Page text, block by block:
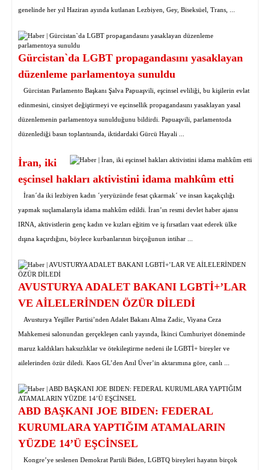
genelinde her yıl Haziran ayında kutlanan Lezbiyen, Gey, Biseksüel, Trans, ...
Gürcistan`da LGBT propagandasını yasaklayan
düzenleme parlamentoya sunuldu
Gürcistan Parlamento Başkanı Şalva Papuaşvili, eşcinsel evliliği, bu kişilerin evlat
edinmesini, cinsiyet değiştirmeyi ve eşcinsellik propagandasını yasaklayan yasal
düzenlemenin parlamentoya sunulduğunu bildirdi. Papuaşvili, parlamentoda
düzenlediği basın toplantısında, iktidardaki Gürcü Hayali ...
İran, iki
eşcinsel hakları aktivistini idama mahkûm etti
İran´da iki lezbiyen kadın ´yeryüzünde fesat çıkarmak´ ve insan kaçakçılığı
yapmak suçlamalarıyla idama mahkûm edildi. İran’ın resmi devlet haber ajansı
IRNA, aktivistlerin genç kadın ve kızları eğitim ve iş fırsatları vaat ederek ülke
dışına kaçırdığını, böylece kurbanlarının birçoğunun intihar ...
AVUSTURYA ADALET BAKANI LGBTİ+’LAR
VE AİLELERİNDEN ÖZÜR DİLEDİ
Avusturya Yeşiller Partisi’nden Adalet Bakanı Alma Zadic, Viyana Ceza
Mahkemesi salonundan gerçekleşen canlı yayında, İkinci Cumhuriyet döneminde
maruz kaldıkları haksızlıklar ve ötekileştirme nedeni ile LGBTİ+ bireyler ve
ailelerinden özür diledi. Kaos GL’den Anıl Üver’in aktarımına göre, canlı ...
ABD BAŞKANI JOE BIDEN: FEDERAL
KURUMLARA YAPTIĞIM ATAMALARIN
YÜZDE 14’Ü EŞCİNSEL
Kongre’ye seslenen Demokrat Partili Biden, LGBTQ bireyleri hayatın birçok